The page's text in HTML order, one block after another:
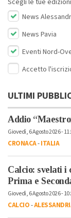
Scegli le tue
News
News Pavia
Eventi Nord-
Accetto
ULTIMI
Addio
Giovedì, 6 Agosto 2026 -
CRONACA-ITALIA
Calcio: svelati i
Prima e
Giovedì, 6 Agosto 2026 -
CALCIO-